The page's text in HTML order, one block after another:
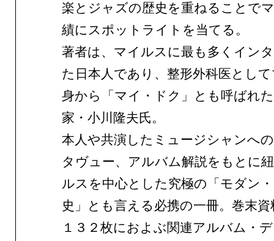
楽とジャズの歴史を重ねることで
績にスポットライトを当てる。
著者は、マイルスに最も多くイン
た日本人であり、整形外科医とし
身から「マイ・ドク」とも呼ばれ
家・小川隆夫氏。
本人や共演したミュージシャンへ
タヴュー、アルバム解説をもとに
ルスを中心とした究極の「モダン
史」とも言える必携の一冊。巻末
１３２枚におよぶ関連アルバム・